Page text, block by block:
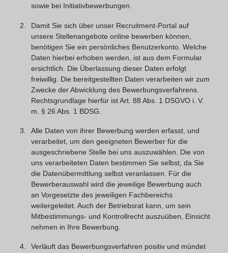
sowie bei Initiativbewerbungen.
Damit Sie sich über unser Recruitment-Portal auf
unsere Stellenangebote online bewerben können,
benötigen Sie ein persönliches Benutzerkonto. Welche
Daten hierbei erhoben werden, ist aus dem Formular
ersichtlich. Die Überlassung dieser Daten erfolgt
freiwillig. Die bereitgestellten Daten verarbeiten wir zum
Zwecke der Abwicklung des Bewerbungsverfahrens.
Rechtsgrundlage hierfür ist Art. 88 Abs. 1 DSGVO i. V.
m. § 26 Abs. 1 BDSG.
Alle Daten von ihrer Bewerbung werden erfasst, und
verarbeitet, um den geeigneten Bewerber für die
ausgeschriebene Stelle bei uns auszuwählen. Die von
uns verarbeiteten Daten bestimmen Sie selbst, da Sie
die Datenübermittlung selbst veranlassen. Für die
Bewerberauswahl wird die jeweilige Bewerbung auch
an Vorgesetzte des jeweiligen Fachbereichs
weitergeleitet. Auch der Betriebsrat kann, um sein
Mitbestimmungs- und Kontrollrecht auszuüben, Einsicht
nehmen in Ihre Bewerbung.
Verläuft das Bewerbungsverfahren positiv und mündet